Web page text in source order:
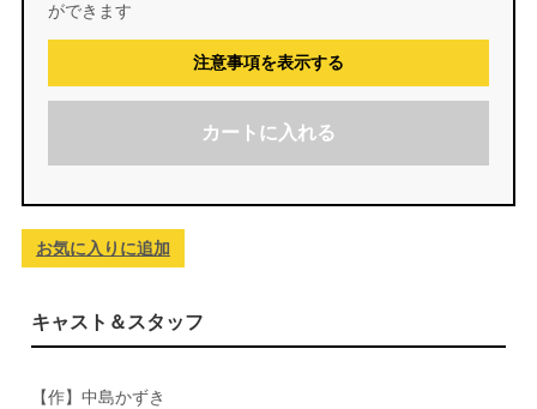
ができます
注意事項を表示する
カートに入れる
お気に入りに追加
キャスト＆スタッフ
【作】中島かずき